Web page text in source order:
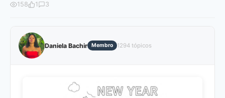
158 1 3
Daniela Bachir Membro 1294 tópicos